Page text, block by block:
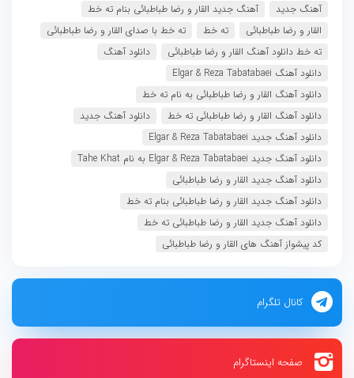
آهنگ جدید
آهنگ جدید القار و رضا طباطبائی بنام ته خط
القار و رضا طباطبائی
ته خط
ته خط با صدای القار و رضا طباطبائی
ته خط دانلود آهنگ القار و رضا طباطبائی
دانلود آهنگ
دانلود آهنگ Elgar & Reza Tabatabaei
دانلود آهنگ القار و رضا طباطبائی به نام ته خط
دانلود آهنگ القار و رضا طباطبائی ته خط
دانلود آهنگ جدید
دانلود آهنگ جدید Elgar & Reza Tabatabaei
دانلود آهنگ جدید Elgar & Reza Tabatabaei به نام Tahe Khat
دانلود آهنگ جدید القار و رضا طباطبائی
دانلود آهنگ جدید القار و رضا طباطبائی بنام ته خط
دانلود آهنگ جدید القار و رضا طباطبائی ته خط
کد پیشواز آهنگ های القار و رضا طباطبائی
کانال تلگرام
صفحه اینستاگرام